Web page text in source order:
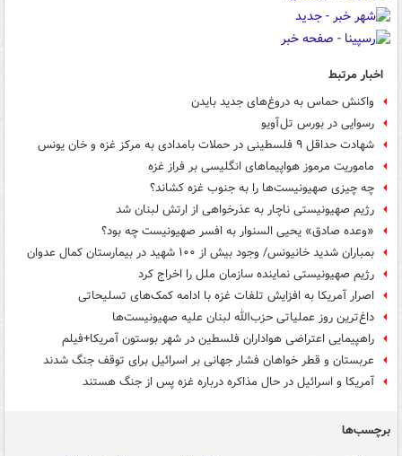
اخبار مرتبط
واکنش حماس به دروغ‌های جدید بایدن
رسوایی در بورس تل آویو
شهادت حداقل ۹ فلسطینی در حملات بامدادی به مرکز غزه و خان یونس
ماموریت مرموز هواپیماهای انگلیسی بر فراز غزه
چه چیزی صهیونیست‌ها را به جنوب غزه کشاند؟
رژیم صهیونیستی ناچار به عذرخواهی از ارتش لبنان شد
«وعده صادق» یحیی السنوار به افسر صهیونیست چه بود؟
بمباران شدید خانیونس/ وجود بیش از ۱۰۰ شهید در بیمارستان کمال عدوان
رژیم صهیونیستی نماینده سازمان ملل را اخراج کرد
اصرار آمریکا به افزایش تلفات غزه با ادامه کمک‌های تسلیحاتی
داغ‌ترین روز عملیاتی حزب‌الله لبنان علیه صهیونیست‌ها
راهپیمایی اعتراضی هواداران فلسطین در شهر بوستون آمریکا+فیلم
عربستان و قطر خواهان فشار جهانی بر اسرائیل برای توقف جنگ شدند
آمریکا و اسرائیل در حال مذاکره درباره غزه پس از جنگ هستند
برچسب‌ها